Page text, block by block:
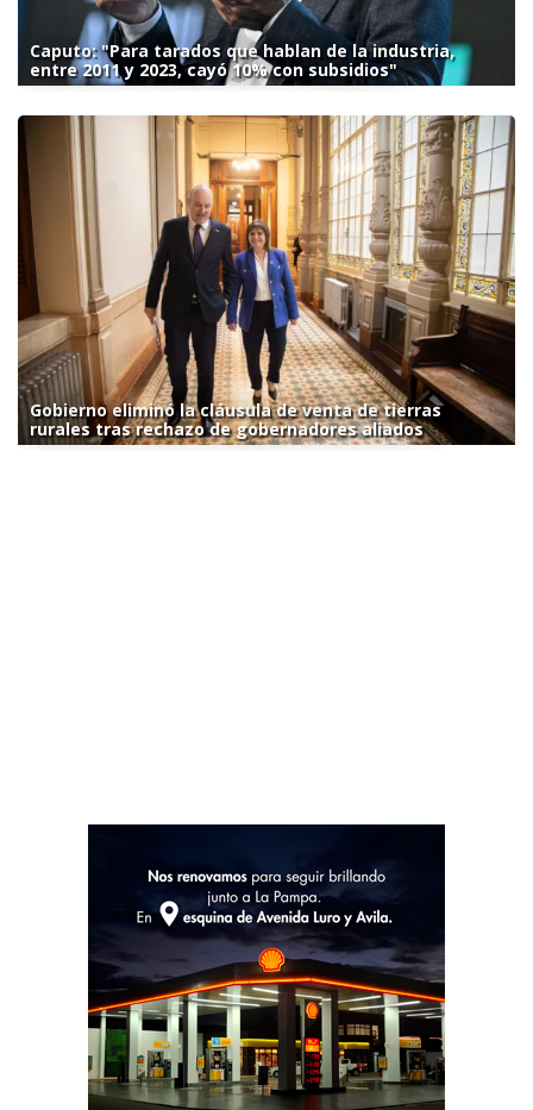
Caputo: "Para tarados que hablan de la industria,
entre 2011 y 2023, cayó 10% con subsidios"
Gobierno eliminó la cláusula de venta de tierras
rurales tras rechazo de gobernadores aliados